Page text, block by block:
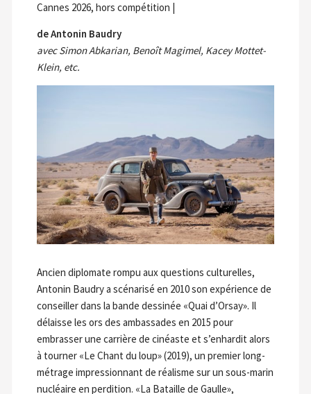
Cannes 2026, hors compétition |
de Antonin Baudry
avec Simon Abkarian, Benoît Magimel, Kacey Mottet-
Klein, etc.
Ancien diplomate rompu aux questions culturelles,
Antonin Baudry a scénarisé en 2010 son expérience de
conseiller dans la bande dessinée «Quai d’Orsay». Il
délaisse les ors des ambassades en 2015 pour
embrasser une carrière de cinéaste et s’enhardit alors
à tourner «Le Chant du loup» (2019), un premier long-
métrage impressionnant de réalisme sur un sous-marin
nucléaire en perdition. «La Bataille de Gaulle»,